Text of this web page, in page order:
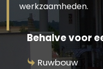
werkzaamheden.
Behalve voor
Ruwbouw